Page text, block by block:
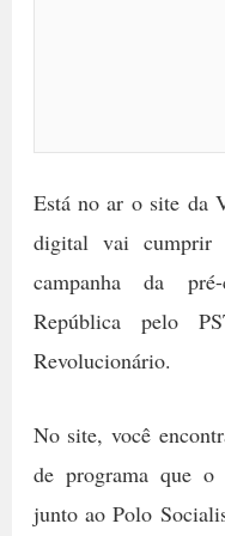
Está no ar o site da
digital vai cumprir
campanha da
República pelo
Revolucionário.
No site, você
de programa que o
junto ao Polo